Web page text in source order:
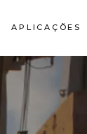
APLICAÇÕES